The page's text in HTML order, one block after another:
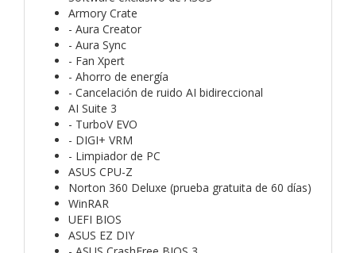
Armory Crate
- Aura Creator
- Aura Sync
- Fan Xpert
- Ahorro de energía
- Cancelación de ruido AI bidireccional
AI Suite 3
- TurboV EVO
- DIGI+ VRM
- Limpiador de PC
ASUS CPU-Z
Norton 360 Deluxe (prueba gratuita de 60 días)
WinRAR
UEFI BIOS
ASUS EZ DIY